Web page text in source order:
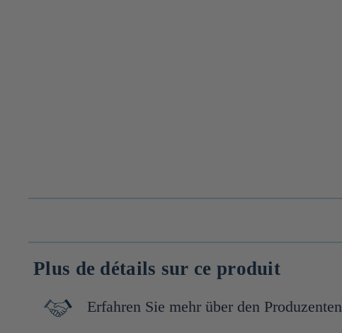
Plus de détails sur ce produit
Erfahren Sie mehr über den Produzenten